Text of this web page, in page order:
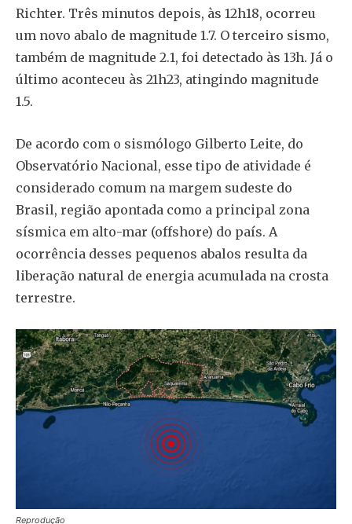
Richter. Três minutos depois, às 12h18, ocorreu
um novo abalo de magnitude 1.7. O terceiro sismo,
também de magnitude 2.1, foi detectado às 13h. Já o
último aconteceu às 21h23, atingindo magnitude
1.5.
De acordo com o sismólogo Gilberto Leite, do
Observatório Nacional, esse tipo de atividade é
considerado comum na margem sudeste do
Brasil, região apontada como a principal zona
sísmica em alto-mar (offshore) do país. A
ocorrência desses pequenos abalos resulta da
liberação natural de energia acumulada na crosta
terrestre.
Reprodução